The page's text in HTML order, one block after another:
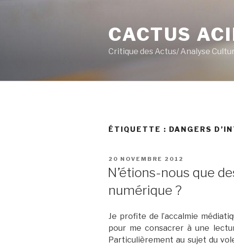
CACTUS
Critique des Actus/ Analyse
ÉTIQUETTE : DANGERS
PUBLIÉ
20 NOVEMBRE 2012
N’étions-nous que
numérique ?
Je profite de l’accalmie
pour me consacrer à une
Particulièrement au sujet du